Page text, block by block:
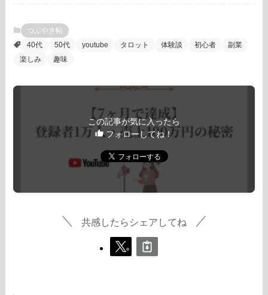
つぶやき帖
40代
50代 youtube タロット 体験談 初心者
副業
楽しみ
趣味
この記事が気に入ったら
フォローしてね！
共感したらシェアしてね